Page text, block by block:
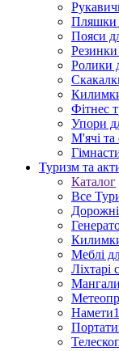
Пляшки
Пояси
Резинки
Ролики
Фітнес
Упори
М'ячі та
Туризм та
Каталог
Все
Меблі
Ліхтарі
Намети